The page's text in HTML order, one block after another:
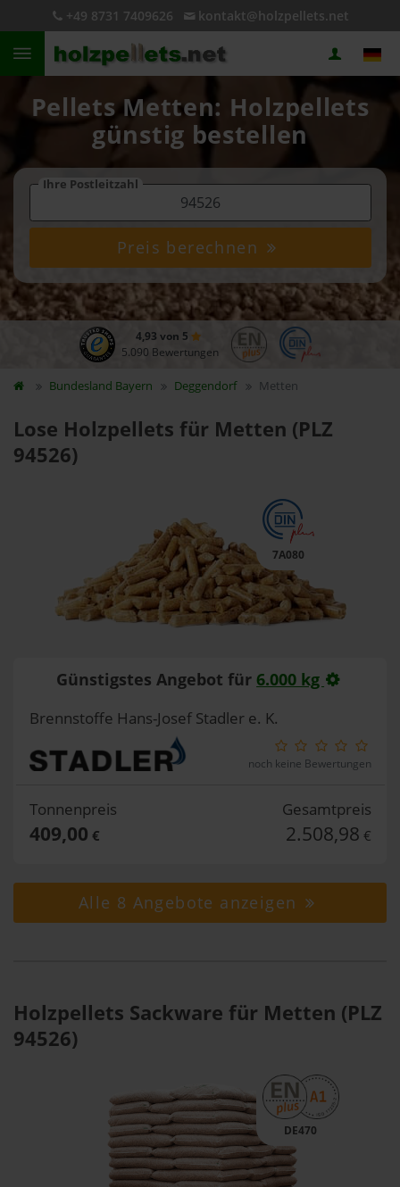
+49 8731 7409626 kontakt@holzpellets.net
Pellets Metten: Holzpellets
günstig bestellen
Ihre Postleitzahl
Preis berechnen
4,93 von 5
5.090 Bewertungen
Bundesland Bayern Deggendorf Metten
Lose Holzpellets für Metten (PLZ
94526)
7A080
Günstigstes Angebot für 6.000 kg
Brennstoffe Hans-Josef Stadler e. K.
noch keine Bewertungen
Tonnenpreis
409,00 €
Gesamtpreis
2.508,98 €
Alle 8 Angebote anzeigen
Holzpellets Sackware für Metten (PLZ
94526)
DE470